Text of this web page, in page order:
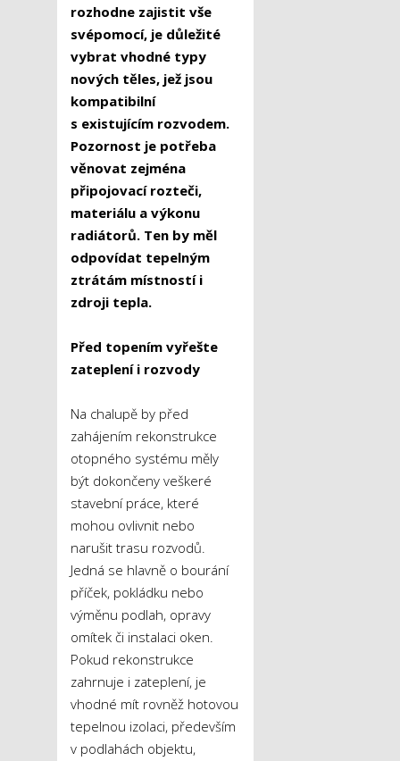
rozhodne zajistit vše
svépomocí, je důležité
vybrat vhodné typy
nových těles, jež jsou
kompatibilní
s existujícím rozvodem.
Pozornost je potřeba
věnovat zejména
připojovací rozteči,
materiálu a výkonu
radiátorů. Ten by měl
odpovídat tepelným
ztrátám místností i
zdroji tepla.
Před topením vyřešte
zateplení i rozvody
Na chalupě by před
zahájením rekonstrukce
otopného systému měly
být dokončeny veškeré
stavební práce, které
mohou ovlivnit nebo
narušit trasu rozvodů.
Jedná se hlavně o bourání
příček, pokládku nebo
výměnu podlah, opravy
omítek či instalaci oken.
Pokud rekonstrukce
zahrnuje i zateplení, je
vhodné mít rovněž hotovou
tepelnou izolaci, především
v podlahách objektu,